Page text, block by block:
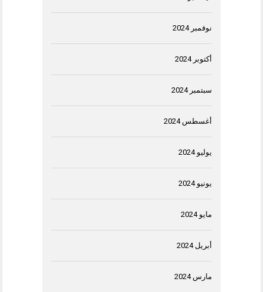
نوفمبر 2024
أكتوبر 2024
سبتمبر 2024
أغسطس 2024
يوليو 2024
يونيو 2024
مايو 2024
أبريل 2024
مارس 2024